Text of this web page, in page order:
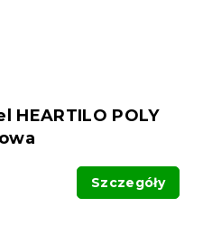
HEARTILO POLY
Szczegóły